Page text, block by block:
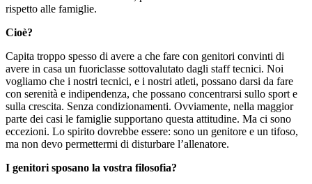
rispetto alle famiglie.
Cioè?
Capita troppo spesso di avere a che fare con genitori convinti di
avere in casa un fuoriclasse sottovalutato dagli staff tecnici. Noi
vogliamo che i nostri tecnici, e i nostri atleti, possano darsi da fare
con serenità e indipendenza, che possano concentrarsi sullo sport e
sulla crescita. Senza condizionamenti. Ovviamente, nella maggior
parte dei casi le famiglie supportano questa attitudine. Ma ci sono
eccezioni. Lo spirito dovrebbe essere: sono un genitore e un tifoso,
ma non devo permettermi di disturbare l’allenatore.
I genitori sposano la vostra filosofia?